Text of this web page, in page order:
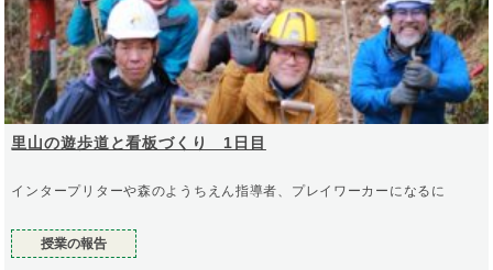
里山の遊歩道と看板づくり 1日目
インタープリターや森のようちえん指導者、プレイワーカーになるに
授業の報告